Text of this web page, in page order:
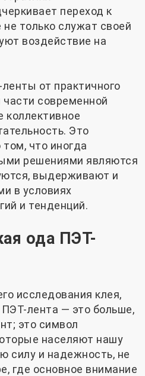
переход к
только служат своей
воздействие на
от практичного
современной
Это
что иногда
решениями являются
выдерживают и
в условиях
и тенденций.
ода ПЭТ-
исследования клея,
ПЭТ-лента — это больше,
это символ
населяют нашу
силу и надежность, не
где основное внимание